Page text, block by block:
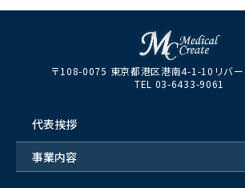
〒108-0075 東京都港区港南4-1-10リバ
TEL 03-6433-9061
代表挨拶
事業内容